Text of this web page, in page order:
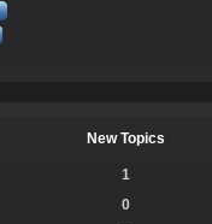
New Topics
1
0